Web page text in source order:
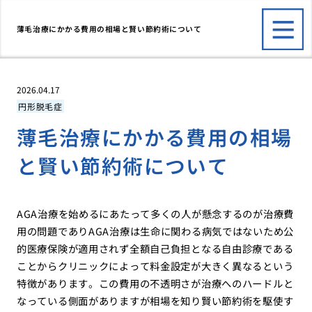
薄毛治療にかかる費用の相場と賢い節約術について
2026.04.17
円形脱毛症
薄毛治療にかかる費用の相場
と賢い節約術について
AGA治療を始めるにあたって多くの人が懸念するのが治療費
用の問題でありAGA治療は生命に関わる病気ではないため公
的医療保険が適用されず全額自己負担となる自由診療である
ことからクリニックによって料金設定が大きく異なるという
特徴があります。この費用の不透明さが治療へのハードルと
なっている側面がありますが相場を知り賢い節約術を駆使す